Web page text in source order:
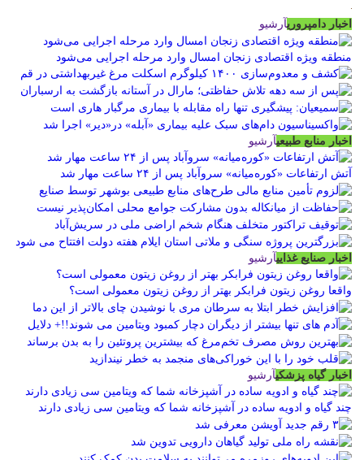
اخبار دامپروریآرشیو
منطقه ویژه اقتصادی زنجان امسال وارد مرحله اجرایی می‌شود
اخبار منابع طبیعیآرشیو
آتش ارتفاعات «کوره‌میانه» سروآباد پس از ۲۴ ساعت مهار شد
اخبار صنایع غذاییآرشیو
واقعا روغن زیتون فرابکر بهتر از روغن زیتون معمولی است؟
اخبار گیاه پزشکیآرشیو
چند گیاه و ادویه ساده در آشپزخانه شما که ویتامین سی زیادی دارند